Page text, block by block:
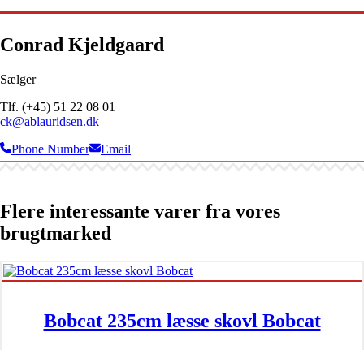
Conrad Kjeldgaard
Sælger
Tlf. (+45) 51 22 08 01
ck@ablauridsen.dk
Phone Number
Email
Flere interessante varer fra vores
brugtmarked
Bobcat 235cm læsse skovl Bobcat